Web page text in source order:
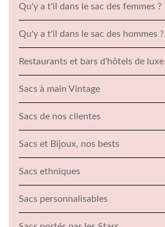
Qu'y a t'il dans le sac des femmes ?
Qu'y a t'il dans le sac des hommes ?
Restaurants et bars d'hôtels de luxe
Sacs à main Vintage
Sacs de nos clientes
Sacs et Bijoux, nos bests
Sacs ethniques
Sacs personnalisables